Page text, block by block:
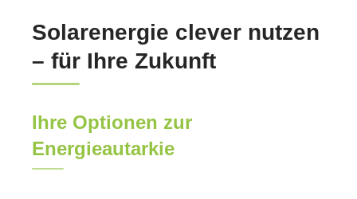
Solarenergie clever nutzen
– für Ihre Zukunft
Ihre Optionen zur
Energieautarkie